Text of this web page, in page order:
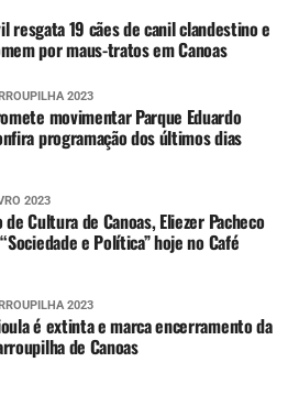
conferidas nos links abaixo.
parciais e totais nas
da Defesa Civil estadual
meteorológico da Defesa
resgata 19 cães de canil clandestino e
por maus-tratos em Canoas
2023
movimentar Parque Eduardo
programação dos últimos dias
2023
Cultura de Canoas, Eliezer Pacheco
e Política” hoje no Café
2023
é extinta e marca encerramento da
de Canoas